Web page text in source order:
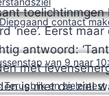
contact
van 9 naar
Terugblik en zielentest
toelichtinmgen
‘nee’. Eerst
antwoord:
met
is met de ziel